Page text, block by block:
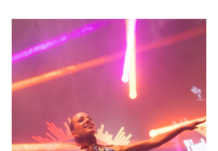
KULTURA & ZABAVA